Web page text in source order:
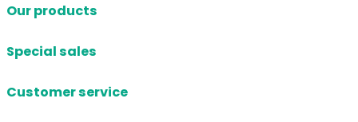
Our products
Special sales
Customer service